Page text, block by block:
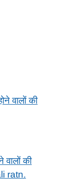
वालों की
वालों की
ratn.